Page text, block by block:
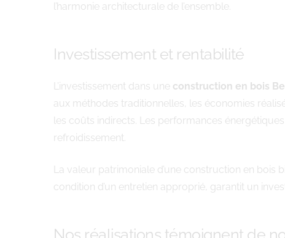
l’harmonie architecturale de l’ensemble.
Investissement et rentabilité
L’investissement dans une construction en bois
aux méthodes traditionnelles, les économies
les coûts indirects. Les performances
refroidissement.
La valeur patrimoniale d’une construction en bois
condition d’un entretien approprié, garantit un